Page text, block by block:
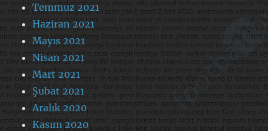
Temmuz 2021
Haziran 2021
Mayıs 2021
Nisan 2021
Mart 2021
Şubat 2021
Aralık 2020
Kasım 2020